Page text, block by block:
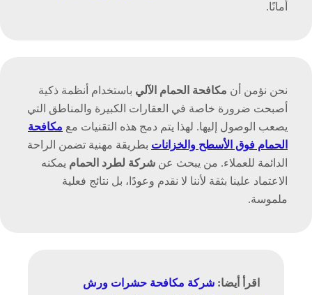
أمانًا.
نحن نؤمن أن مكافحة الحمام الآلي باستخدام أنظمة ذكية
أصبحت ضرورة خاصة في العقارات الكبيرة والمناطق التي
يصعب الوصول إليها. لهذا يتم دمج هذه التقنيات مع مكافحة
الحمام فوق الأسطح والخزانات بطريقة مهنية تضمن الراحة
الدائمة للعملاء. من يبحث عن شركة لطرد الحمام يمكنه
الاعتماد علينا بثقة لأننا لا نقدم وعودًا، بل نتائج فعلية
ملموسة.
اقرأ أيضا: شركة مكافحة حشرات ورش